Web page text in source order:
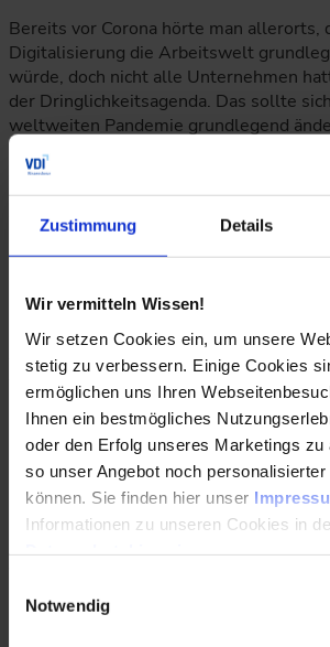
Zustimmung Details
Wir vermitteln Wissen!
Wir setzen Cookies ein, um unsere
stetig zu verbessern. Einige Cookies
ermöglichen uns Ihren
Ihnen ein bestmögliches
oder den Erfolg unseres Marketings zu
so unser Angebot noch
können. Sie finden hier unser
Informationen zu unseren Cookies in
Notwendig
Bereits vor Corona hörte man allerorts,
Digitalisierung die Arbeitswelt
würde, doch nicht alle Unternehmen
der Dringlichkeitsagenda. Das sollte
weltweiten Pandemie grundlegend
nachgebessert, hastig digitale
angeschafft, doch erfolgte dies meist
Ganz anders zeigt sich heute die
Wissensforum, denn hier war man nicht
Bereits vor vier Jahren hatte
dem VDI Wissensforum eine
verordnet. Gemeinsam mit seinen
Traditionsunternehmen ein New-Work-
„Wissensforum 4.0“ entwickelt. Das
die IT-Tools, sondern auch die
das Arbeitsumfeld und die
Prüfstand gestellt und neu aufgesetzt.
Moderne Büros allein bedeuten